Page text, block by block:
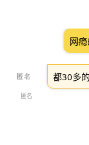
网
匿名
都30多